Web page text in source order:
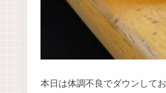
本日は体調不良でダウンして